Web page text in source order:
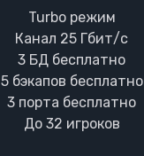
Turbo режим
Канал 25 Гбит/с
3 БД бесплатно
5 бэкапов бесплатно
3 порта бесплатно
До 32 игроков